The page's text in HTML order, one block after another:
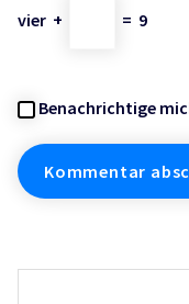
vier + = 9
Benachrichtige